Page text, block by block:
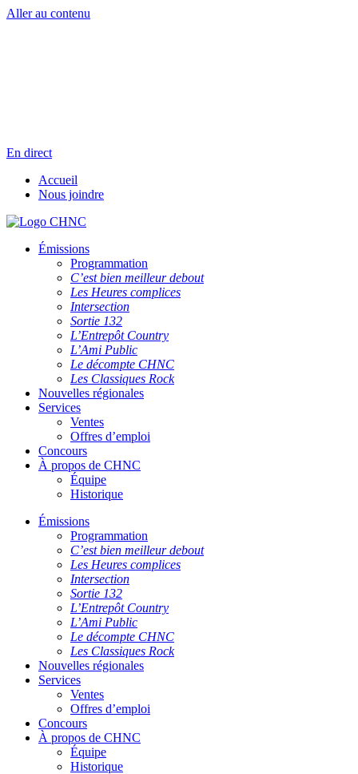
Aller au contenu
En direct
Accueil
Nous joindre
Émissions
Programmation
C’est bien meilleur debout
Les Heures complices
Intersection
Sortie 132
L’Entrepôt Country
L’Ami Public
Le décompte CHNC
Les Classiques Rock
Nouvelles régionales
Services
Ventes
Offres d’emploi
Concours
À propos de CHNC
Équipe
Historique
Émissions
Programmation
C’est bien meilleur debout
Les Heures complices
Intersection
Sortie 132
L’Entrepôt Country
L’Ami Public
Le décompte CHNC
Les Classiques Rock
Nouvelles régionales
Services
Ventes
Offres d’emploi
Concours
À propos de CHNC
Équipe
Historique